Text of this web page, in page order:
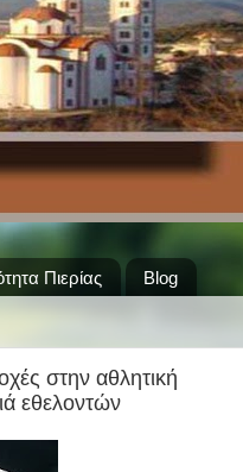
Πιερίας Blog
στην αθλητική
εθελοντών